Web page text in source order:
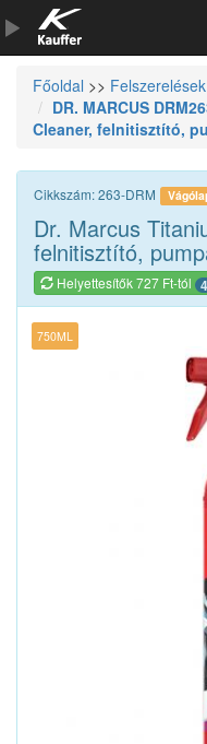
Szerszámkatalógus
Kosár
Alkatrészek
Főoldal >> Felszerelések
DR. MARCUS
Cleaner, felnitisztító,
Cikkszám: 263-DRM
Dr. Marcus
felnitisztító,
Helyettesítők 727 Ft-tól
750ML